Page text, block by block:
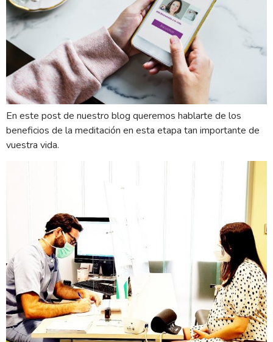
En este post de nuestro blog queremos hablarte de los
beneficios de la meditación en esta etapa tan importante de
vuestra vida.